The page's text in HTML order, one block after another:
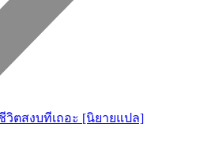
ตสงบทีเถอะ [นิยายแปล]